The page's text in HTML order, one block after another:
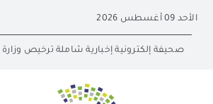
content
الأحد 09 أغسطس 2026
صحيفة إلكترونية إخبارية شاملة ترخيص وزارة